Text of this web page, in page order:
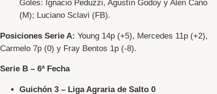
Goles: Ignacio Peduzzi, Agustín Godoy y Alen Cano
(M); Luciano Sclavi (FB).
Posiciones Serie A: Young 14p (+5), Mercedes 11p (+2),
Carmelo 7p (0) y Fray Bentos 1p (-8).
Serie B – 6ª Fecha
Guichón 3 – Liga Agraria de Salto 0